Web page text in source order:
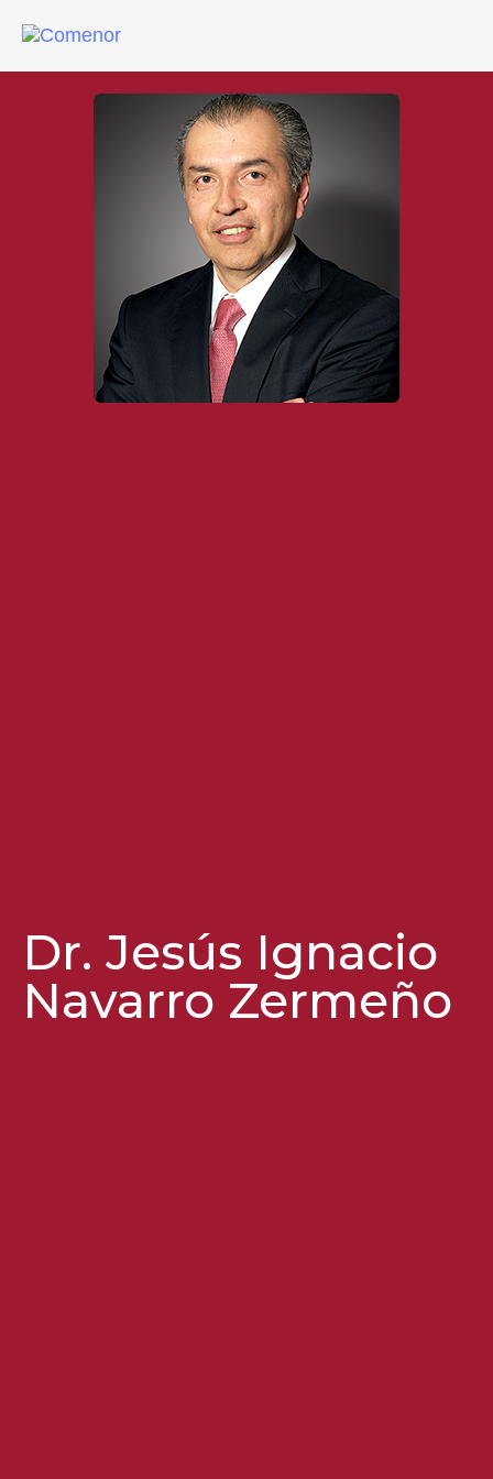
Dr. Jesús Ignacio
Navarro Zermeño